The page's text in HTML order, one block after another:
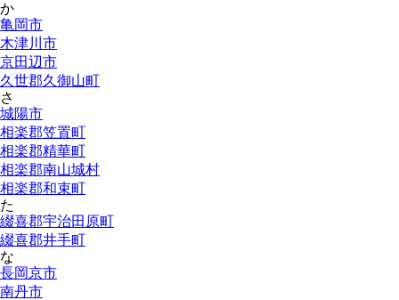
か
亀岡市
木津川市
京田辺市
久世郡久御山町
さ
城陽市
相楽郡笠置町
相楽郡精華町
相楽郡南山城村
相楽郡和束町
た
綴喜郡宇治田原町
綴喜郡井手町
な
長岡京市
南丹市